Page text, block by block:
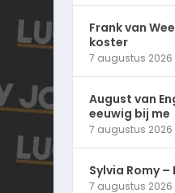
Frank van
koster
7 augustus 2026
August van
eeuwig bij me
7 augustus 2026
Sylvia Romy
7 augustus 2026